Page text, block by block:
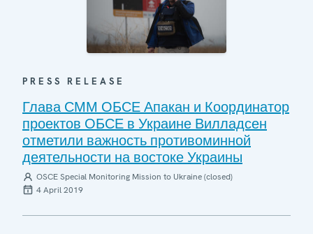
PRESS RELEASE
Глава СММ ОБСЕ Апакан и Координатор
проектов ОБСЕ в Украине Вилладсен
отметили важность противоминной
деятельности на востоке Украины
OSCE Special Monitoring Mission to Ukraine (closed)
4 April 2019